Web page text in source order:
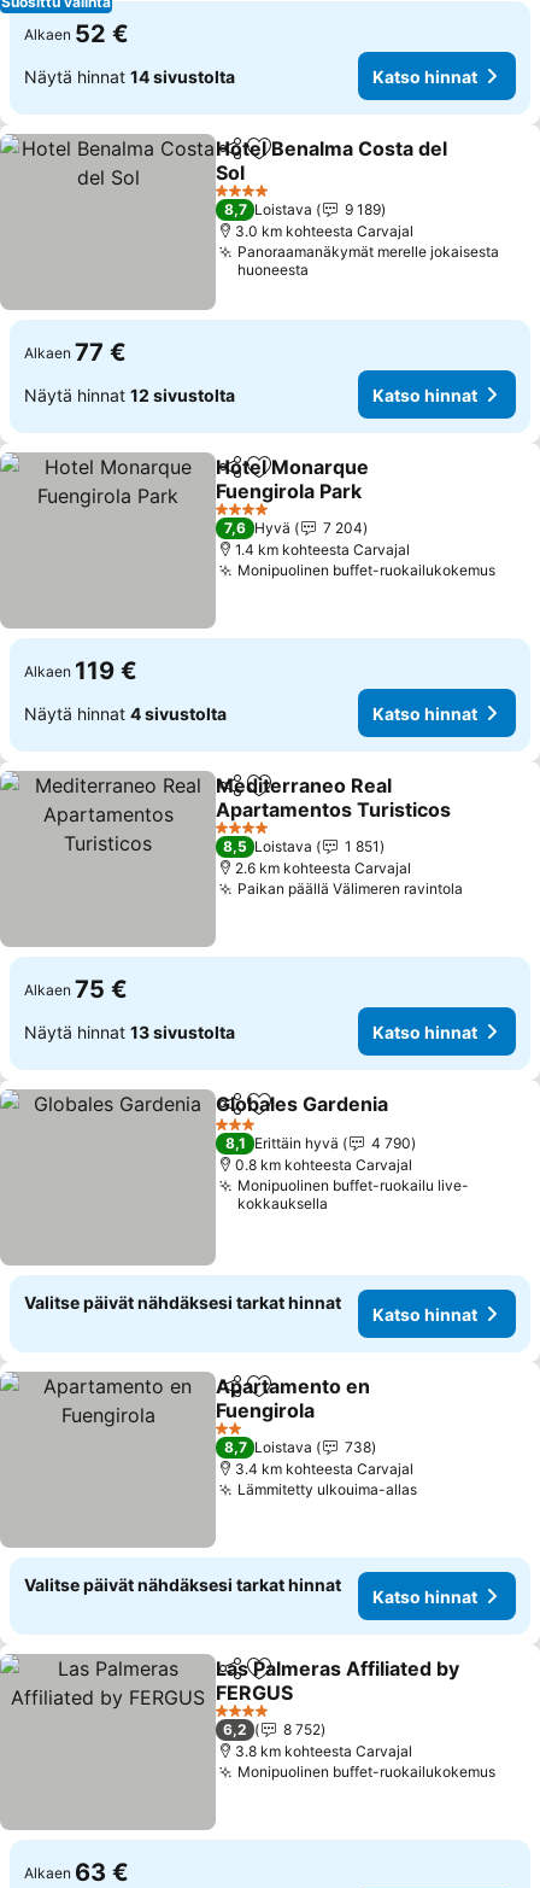
Alkaen 52 €
Näytä hinnat 14 sivustolta Katso hinnat
Jaa Lisää suosikkeihin
Hotel Benalma Costa del
Sol
Katso hinnat
4 Tähtiluokitus
8,7 Loistava
9 189
3.0 km kohteesta Carvajal
Panoraamanäkymät merelle jokaisesta
huoneesta
Alkaen 77 €
Näytä hinnat 12 sivustolta Katso hinnat
Jaa Lisää suosikkeihin
Hotel Monarque
Fuengirola Park
Katso hinnat
4 Tähtiluokitus
7,6 Hyvä
7 204
1.4 km kohteesta Carvajal
Monipuolinen buffet-ruokailukokemus
Alkaen 119 €
Näytä hinnat 4 sivustolta Katso hinnat
Jaa Lisää suosikkeihin
Mediterraneo Real
Apartamentos Turisticos
Katso hinnat
4 Tähtiluokitus
8,5 Loistava
1 851
2.6 km kohteesta Carvajal
Paikan päällä Välimeren ravintola
Alkaen 75 €
Näytä hinnat 13 sivustolta Katso hinnat
Jaa Lisää suosikkeihin
Globales Gardenia
3 Tähtiluokitus
8,1 Erittäin hyvä
4 790
0.8 km kohteesta Carvajal
Monipuolinen buffet-ruokailu live-
kokkauksella
Valitse päivät nähdäksesi tarkat hinnat
Katso hinnat
Jaa Lisää suosikkeihin
Apartamento en
Fuengirola
Katso hinnat
2 Tähtiluokitus
8,7 Loistava
738
3.4 km kohteesta Carvajal
Lämmitetty ulkouima-allasKatso hinnat
Valitse päivät nähdäksesi tarkat hinnat
Katso hinnat
Jaa Lisää suosikkeihin
Las Palmeras Affiliated by
FERGUS
Katso hinnat
4 Tähtiluokitus
6,2
8 752
3.8 km kohteesta Carvajal
Monipuolinen buffet-ruokailukokemus
Alkaen 63 €